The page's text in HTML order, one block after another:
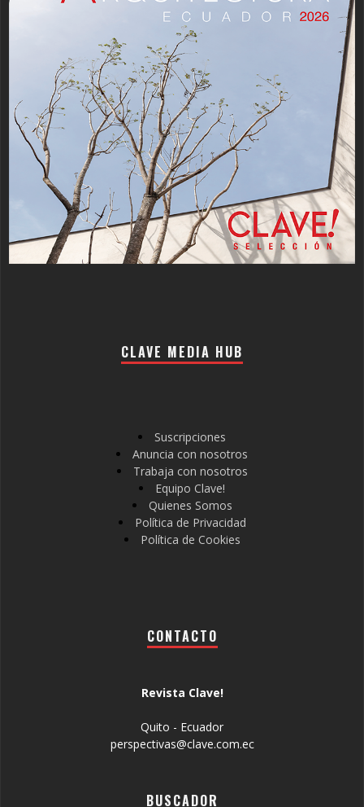
CLAVE MEDIA HUB
Suscripciones
Anuncia con nosotros
Trabaja con nosotros
Equipo Clave!
Quienes Somos
Política de Privacidad
Política de Cookies
CONTACTO
Revista Clave!
Quito - Ecuador
perspectivas@clave.com.ec
BUSCADOR